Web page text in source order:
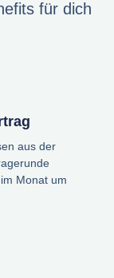
für dich
aus der
Monat um